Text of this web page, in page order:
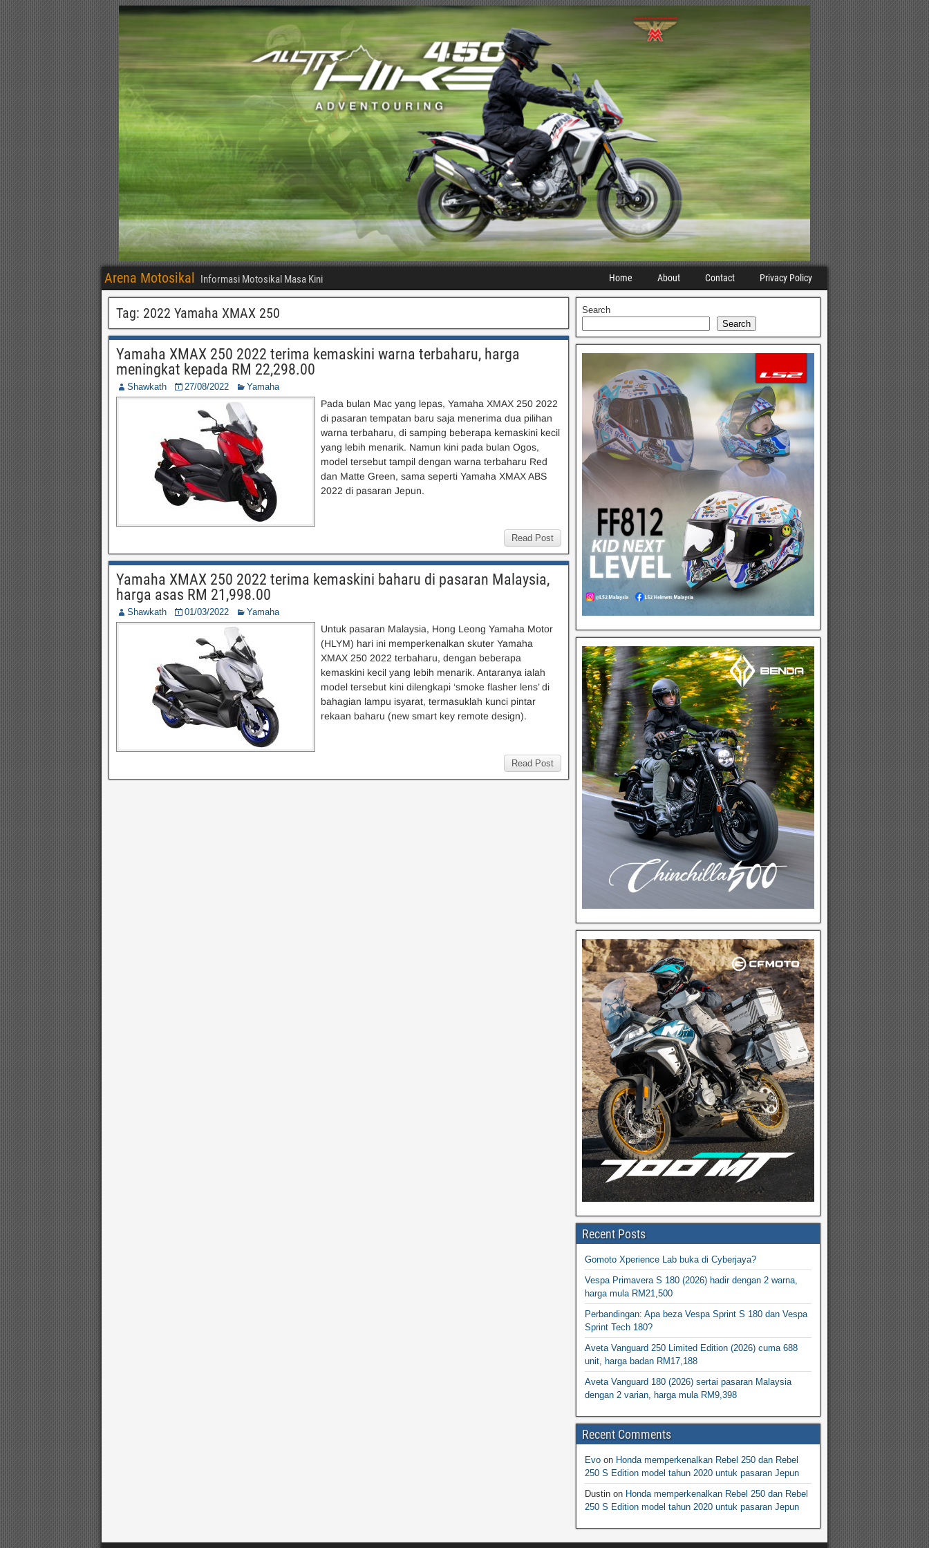
Arena Motosikal Informasi Motosikal Masa Kini Home About Contact Privacy Policy
Tag: 2022 Yamaha XMAX 250
Yamaha XMAX 250 2022 terima kemaskini warna terbaharu, harga
meningkat kepada RM 22,298.00
Shawkath 27/08/2022 Yamaha
Pada bulan Mac yang lepas, Yamaha XMAX 250 2022
di pasaran tempatan baru saja menerima dua pilihan
warna terbaharu, di samping beberapa kemaskini kecil
yang lebih menarik. Namun kini pada bulan Ogos,
model tersebut tampil dengan warna terbaharu Red
dan Matte Green, sama seperti Yamaha XMAX ABS
2022 di pasaran Jepun.
Read Post
Yamaha XMAX 250 2022 terima kemaskini baharu di pasaran Malaysia,
harga asas RM 21,998.00
Shawkath 01/03/2022 Yamaha
Untuk pasaran Malaysia, Hong Leong Yamaha Motor
(HLYM) hari ini memperkenalkan skuter Yamaha
XMAX 250 2022 terbaharu, dengan beberapa
kemaskini kecil yang lebih menarik. Antaranya ialah
model tersebut kini dilengkapi ‘smoke flasher lens’ di
bahagian lampu isyarat, termasuklah kunci pintar
rekaan baharu (new smart key remote design).
Read Post
Search
Search
Recent Posts
Gomoto Xperience Lab buka di Cyberjaya?
Vespa Primavera S 180 (2026) hadir dengan 2 warna,
harga mula RM21,500
Perbandingan: Apa beza Vespa Sprint S 180 dan Vespa
Sprint Tech 180?
Aveta Vanguard 250 Limited Edition (2026) cuma 688
unit, harga badan RM17,188
Aveta Vanguard 180 (2026) sertai pasaran Malaysia
dengan 2 varian, harga mula RM9,398
Recent Comments
Evo on Honda memperkenalkan Rebel 250 dan Rebel
250 S Edition model tahun 2020 untuk pasaran Jepun
Dustin on Honda memperkenalkan Rebel 250 dan Rebel
250 S Edition model tahun 2020 untuk pasaran Jepun